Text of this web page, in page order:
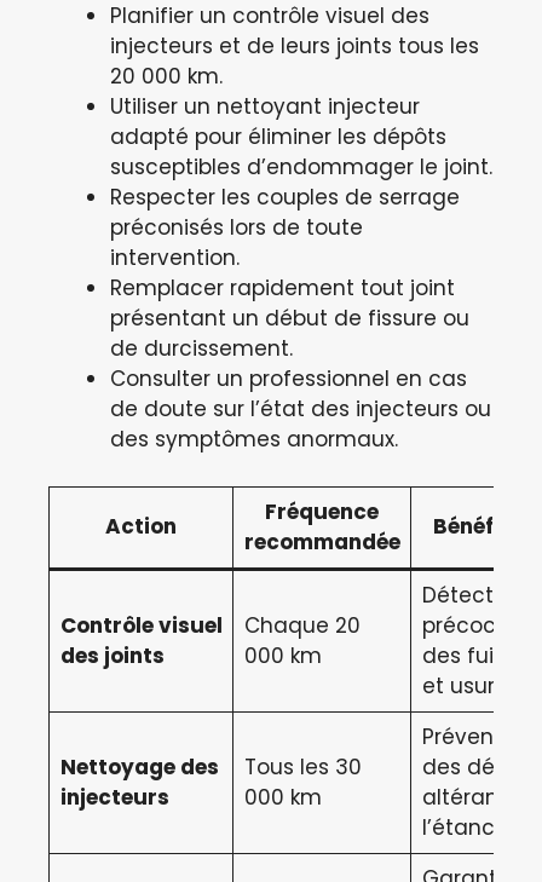
Planifier un contrôle visuel des
injecteurs et de leurs joints tous les
20 000 km.
Utiliser un nettoyant injecteur
adapté pour éliminer les dépôts
susceptibles d’endommager le joint.
Respecter les couples de serrage
préconisés lors de toute
intervention.
Remplacer rapidement tout joint
présentant un début de fissure ou
de durcissement.
Consulter un professionnel en cas
de doute sur l’état des injecteurs ou
des symptômes anormaux.
Action
Fréquence
recommandée
Bénéfices
Contrôle visuel
des joints
Chaque 20
000 km
Détection
précoce
des fuites
et usures
Nettoyage des
injecteurs
Tous les 30
000 km
Prévention
des dépôts
altérant